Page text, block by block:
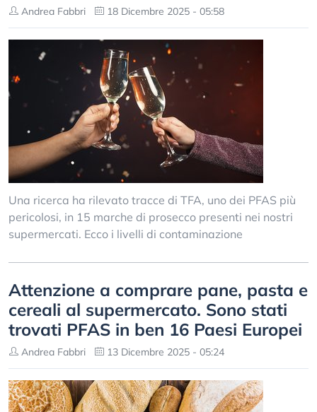
Andrea Fabbri 18 Dicembre 2025 - 05:58
Una ricerca ha rilevato tracce di TFA, uno dei PFAS più
pericolosi, in 15 marche di prosecco presenti nei nostri
supermercati. Ecco i livelli di contaminazione
Attenzione a comprare pane, pasta e
cereali al supermercato. Sono stati
trovati PFAS in ben 16 Paesi Europei
Andrea Fabbri 13 Dicembre 2025 - 05:24